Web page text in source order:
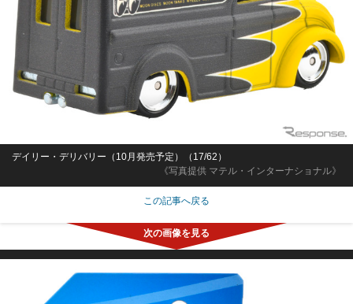
《写真提供 マテル・インターナショナル》
デイリー・デリバリー（10月発売予定）（17/62）
この記事へ戻る